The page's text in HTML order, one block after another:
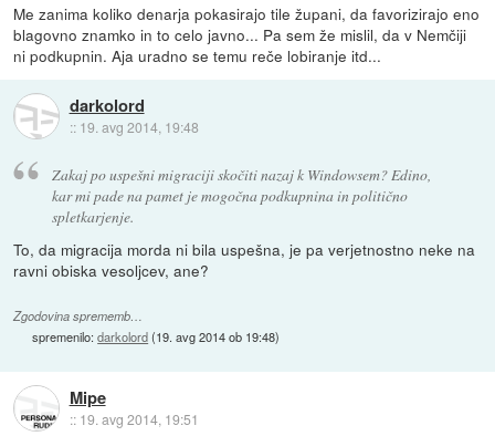
Me zanima koliko denarja pokasirajo tile župani, da favorizirajo eno
blagovno znamko in to celo javno... Pa sem že mislil, da v Nemčiji
ni podkupnin. Aja uradno se temu reče lobiranje itd...
darkolord
:: 19. avg 2014, 19:48
Zakaj po uspešni migraciji skočiti nazaj k Windowsem? Edino,
kar mi pade na pamet je mogočna podkupnina in politično
spletkarjenje.
To, da migracija morda ni bila uspešna, je pa verjetnostno neke na
ravni obiska vesoljcev, ane?
Zgodovina sprememb…
spremenilo:darkolord(19. avg 2014 ob 19:48)
Mipe
:: 19. avg 2014, 19:51